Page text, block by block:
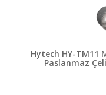
Hytech HY-TM11
Paslanmaz